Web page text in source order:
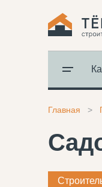
Главная